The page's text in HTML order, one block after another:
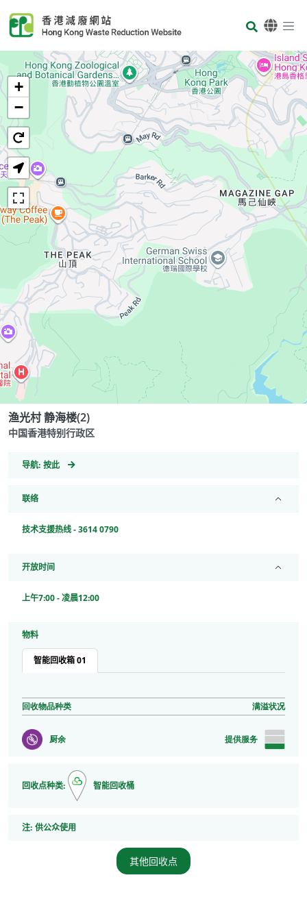
Body
首页
+
−
渔光村 静海楼(2)
中国香港特别行政区
导航: GeoCoordinates
按此
联络
技术支援热线 - 3614 0790
开放时间
上午7:00 - 凌晨12:00
物料
智能回收箱 01
回收物品种类 满溢状况
厨余 提供服务
回收点种类: 智能回收桶
注: 注
供公众使用
其他回收点